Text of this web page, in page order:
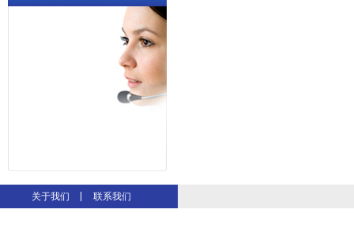
地址：杭州经济技术开发区之
江铭楼322#
关于我们 联系我们